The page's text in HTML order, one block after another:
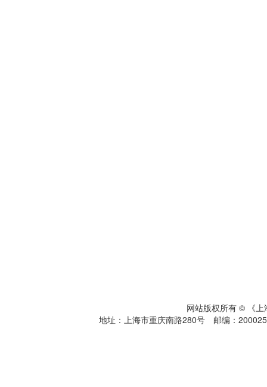
网站版权所有 © 《
地址：上海市重庆南路280号 邮编：